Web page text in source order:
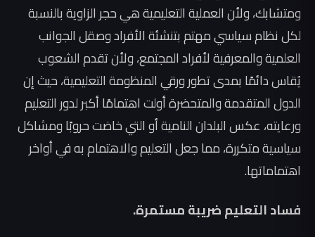
ومتشابك، ولأن العملية التعليمية هي حجر الزاوية بالنسبة
لكل نظام سياسي مهتم بتنشئة الأفراد وصقل الجوانب
العلمية والمعرفية لأفراد المجتمع، ولأن تقدم الشعوب
يُقاس دائمًا بمدى تطور ورقي المنظومة التعليمية، حيث إن
الدول المتقدمة والمتحضرة أولت اهتمامًا أكبر لدور التعليم
ورعايته، عكس البلدان النامية أو التي خاضت حروبًا ومشاكل
سياسية متكررة، مما جعل التعليم والاهتمام به في أواخر
اهتماماتها.
فساد التعليم ضريبة مستمرة.